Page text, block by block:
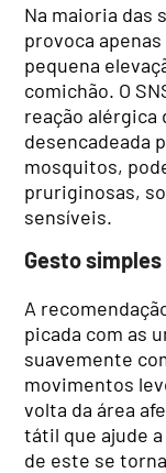
Na maioria das
provoca
pequena
comichão. O
reação
desencadeada
mosquitos,
pruriginosas,
sensíveis.
Gesto
A
picada com as
suavemente
movimentos
volta da área
tátil que ajude a
de este se